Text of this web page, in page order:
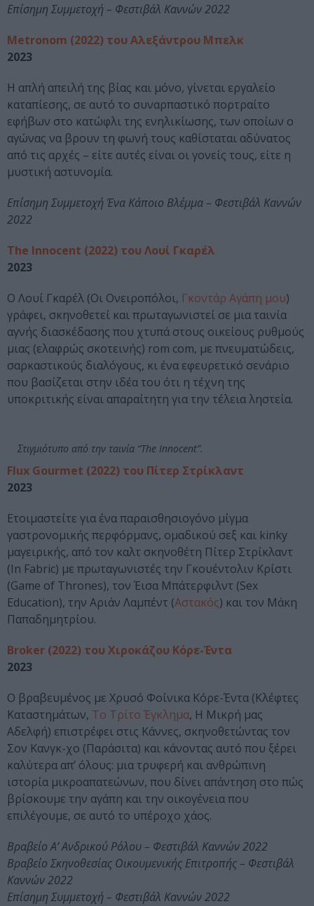
Επίσημη Συμμετοχή – Φεστιβάλ Καννών 2022
Metronom (2022) του Αλεξάντρου Μπελκ
2023
Η απλή απειλή της βίας και μόνο, γίνεται εργαλείο
καταπίεσης, σε αυτό το συναρπαστικό πορτραίτο
εφήβων στο κατώφλι της ενηλικίωσης, των οποίων ο
αγώνας να βρουν τη φωνή τους καθίσταται αδύνατος
από τις αρχές – είτε αυτές είναι οι γονείς τους, είτε η
μυστική αστυνομία.
Επίσημη Συμμετοχή Ένα Κάποιο Βλέμμα – Φεστιβάλ Καννών
2022
The Innocent (2022) του Λουί Γκαρέλ
2023
Ο Λουί Γκαρέλ (Οι Ονειροπόλοι, Γκοντάρ Αγάπη μου)
γράφει, σκηνοθετεί και πρωταγωνιστεί σε μια ταινία
αγνής διασκέδασης που χτυπά στους οικείους ρυθμούς
μιας (ελαφρώς σκοτεινής) rom com, με πνευματώδεις,
σαρκαστικούς διαλόγους, κι ένα εφευρετικό σενάριο
που βασίζεται στην ιδέα του ότι η τέχνη της
υποκριτικής είναι απαραίτητη για την τέλεια ληστεία.
Στιγμιότυπο από την ταινία “The Innocent”.
Flux Gourmet (2022) του Πίτερ Στρίκλαντ
2023
Ετοιμαστείτε για ένα παραισθησιογόνο μίγμα
γαστρονομικής περφόρμανς, ομαδικού σεξ και kinky
μαγειρικής, από τον καλτ σκηνοθέτη Πίτερ Στρίκλαντ
(In Fabric) με πρωταγωνιστές την Γκουέντολιν Κρίστι
(Game of Thrones), τον Έισα Μπάτερφιλντ (Sex
Education), την Αριάν Λαμπέντ (Αστακός) και τον Μάκη
Παπαδημητρίου.
Broker (2022) του Χιροκάζου Κόρε-Έντα
2023
Ο βραβευμένος με Χρυσό Φοίνικα Κόρε-Έντα (Κλέφτες
Καταστημάτων, Το Τρίτο Έγκλημα, Η Μικρή μας
Αδελφή) επιστρέφει στις Κάννες, σκηνοθετώντας τον
Σον Κανγκ-χο (Παράσιτα) και κάνοντας αυτό που ξέρει
καλύτερα απ’ όλους: μια τρυφερή και ανθρώπινη
ιστορία μικροαπατεώνων, που δίνει απάντηση στο πώς
βρίσκουμε την αγάπη και την οικογένεια που
επιλέγουμε, σε αυτό το υπέροχο χάος.
Βραβείο Α’ Ανδρικού Ρόλου – Φεστιβάλ Καννών 2022
Βραβείο Σκηνοθεσίας Οικουμενικής Επιτροπής – Φεστιβάλ
Καννών 2022
Επίσημη Συμμετοχή – Φεστιβάλ Καννών 2022